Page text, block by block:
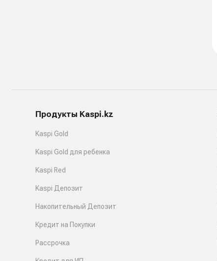
Продукты Kaspi.kz
Kaspi Gold
Kaspi Gold для ребенка
Kaspi Red
Kaspi Депозит
Накопительный Депозит
Кредит на Покупки
Рассрочка